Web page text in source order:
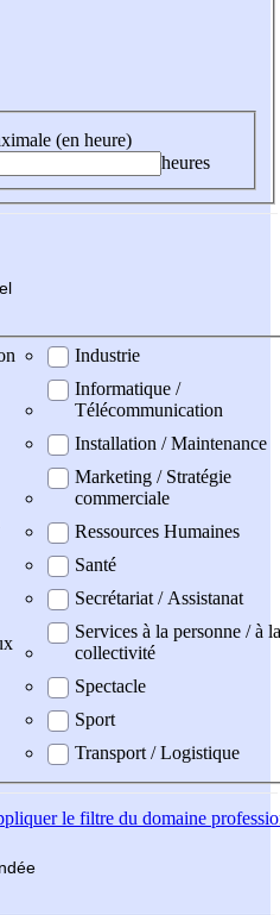
(en heure)
heures
Industrie
Informatique /
Télécommunication
Installation / Maintenance
Marketing / Stratégie
commerciale
Ressources Humaines
Santé
Secrétariat / Assistanat
Services à la personne / à la
collectivité
Spectacle
Sport
Transport / Logistique
le filtre du domaine